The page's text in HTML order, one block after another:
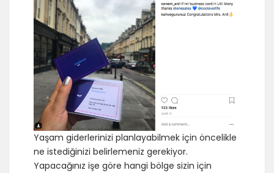
Yaşam giderlerinizi planlayabilmek için öncelikle
ne istediğinizi belirlemeniz gerekiyor.
Yapacağınız işe göre hangi bölge sizin için